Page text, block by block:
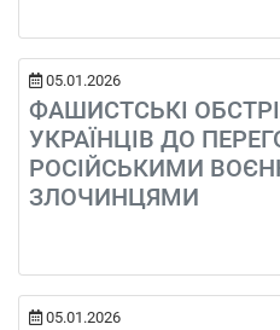
05.01.2026
ФАШИСТСЬКІ
УКРАЇНЦІВ ДО
РОСІЙСЬКИМИ
ЗЛОЧИНЦЯМИ
05.01.2026